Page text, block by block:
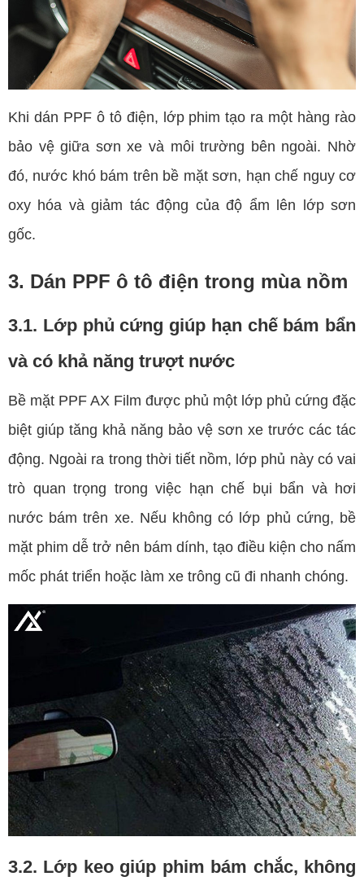
Khi dán PPF ô tô điện, lớp phim tạo ra một hàng rào
bảo vệ giữa sơn xe và môi trường bên ngoài. Nhờ
đó, nước khó bám trên bề mặt sơn, hạn chế nguy cơ
oxy hóa và giảm tác động của độ ẩm lên lớp sơn
gốc.
3. Dán PPF ô tô điện trong mùa nồm
3.1. Lớp phủ cứng giúp hạn chế bám bẩn
và có khả năng trượt nước
Bề mặt PPF AX Film được phủ một lớp phủ cứng đặc
biệt giúp tăng khả năng bảo vệ sơn xe trước các tác
động. Ngoài ra trong thời tiết nồm, lớp phủ này có vai
trò quan trọng trong việc hạn chế bụi bẩn và hơi
nước bám trên xe. Nếu không có lớp phủ cứng, bề
mặt phim dễ trở nên bám dính, tạo điều kiện cho nấm
mốc phát triển hoặc làm xe trông cũ đi nhanh chóng.
3.2. Lớp keo giúp phim bám chắc, không